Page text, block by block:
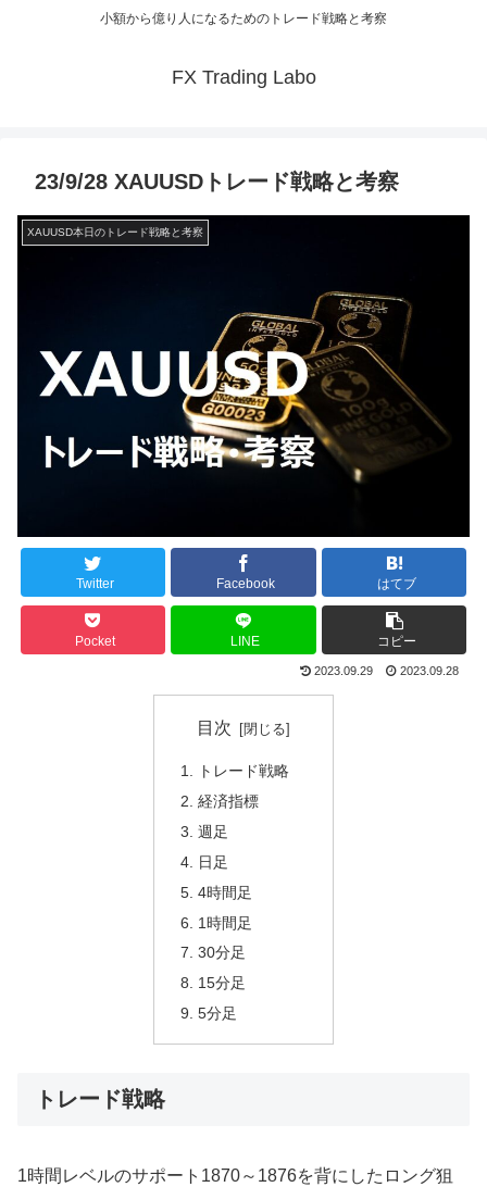
小額から億り人になるためのトレード戦略と考察
FX Trading Labo
23/9/28 XAUUSDトレード戦略と考察
XAUUSD本日のトレード戦略と考察
Twitter Facebook はてブ
Pocket LINE コピー
2023.09.29 2023.09.28
目次
トレード戦略
経済指標
週足
日足
4時間足
1時間足
30分足
15分足
5分足
トレード戦略
1時間レベルのサポート1870～1876を背にしたロング狙